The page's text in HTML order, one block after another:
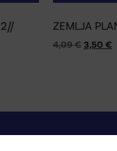
ZEMLJA
4,09€3,50 €